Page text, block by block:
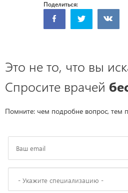
Поделиться:
Это не то, что вы
Спросите врачей
Помните: чем подробне вопрос, тем